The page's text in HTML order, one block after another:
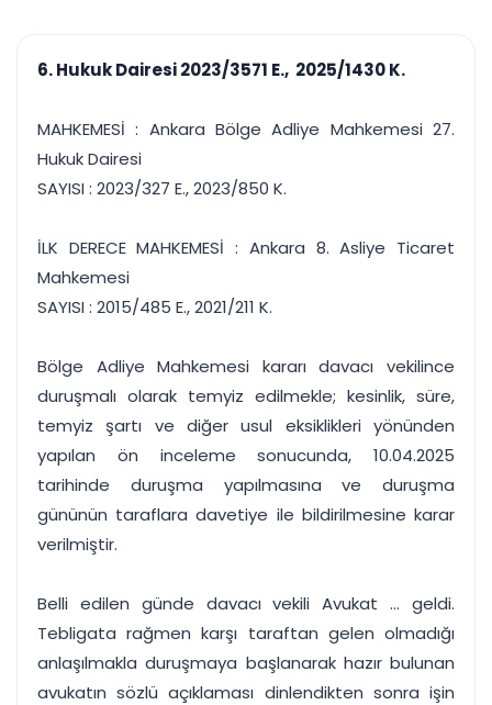
Duruşma ve görev
takvimi
Bildirim
Süreleri asla kaçırmayın
takibi
rapor
Tek panelde uçtan uca yönetim
Tüm özellikleri inceleyin Ücretsiz Başlayın
6. Hukuk Dairesi 2023/3571 E., 2025/1430 K.
MAHKEMESİ : Ankara Bölge Adliye Mahkemesi 27.
Hukuk Dairesi
SAYISI : 2023/327 E., 2023/850 K.
İLK DERECE MAHKEMESİ : Ankara 8. Asliye Ticaret
Mahkemesi
SAYISI : 2015/485 E., 2021/211 K.
Bölge Adliye Mahkemesi kararı davacı vekilince
duruşmalı olarak temyiz edilmekle; kesinlik, süre,
temyiz şartı ve diğer usul eksiklikleri yönünden
yapılan ön inceleme sonucunda, 10.04.2025
tarihinde duruşma yapılmasına ve duruşma
gününün taraflara davetiye ile bildirilmesine karar
verilmiştir.
Belli edilen günde davacı vekili Avukat ... geldi.
Tebligata rağmen karşı taraftan gelen olmadığı
anlaşılmakla duruşmaya başlanarak hazır bulunan
avukatın sözlü açıklaması dinlendikten sonra işin